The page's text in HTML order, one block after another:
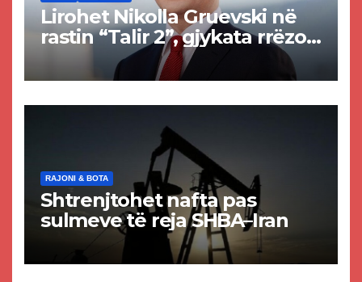
Lirohet Nikolla Gruevski në
rastin “Talir 2”, gjykata rrëzon
akuzat për ndërtimin e
paligjshëm të selisë së
RAJONI & BOTA
Shtrenjtohet nafta pas
sulmeve të reja SHBA–Iran